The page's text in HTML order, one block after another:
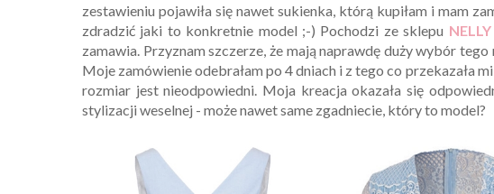
zestawieniu pojawiła się nawet sukienka, którą kupiłam i mam
zdradzić jaki to konkretnie model ;-) Pochodzi ze sklepu NELLY
zamawia. Przyznam szczerze, że mają naprawdę duży wybór
Moje zamówienie odebrałam po 4 dniach i z tego co przekazała
rozmiar jest nieodpowiedni. Moja kreacja okazała się
stylizacji weselnej - może nawet same zgadniecie, który to model?